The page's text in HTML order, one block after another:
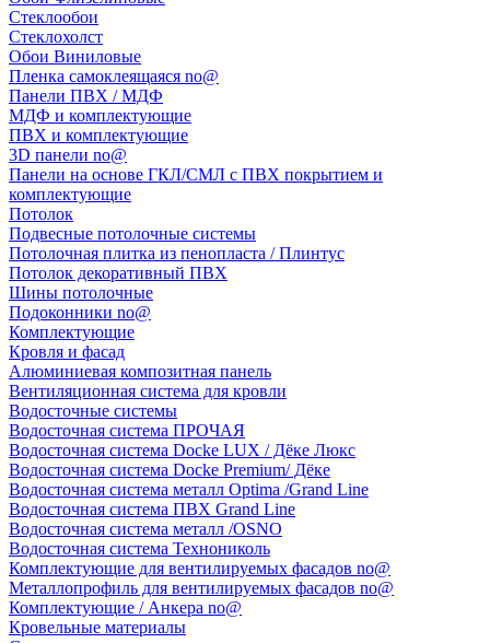
Стеклообои
Стеклохолст
Обои Виниловые
Пленка самоклеящаяся no@
Панели ПВХ / МДФ
МДФ и комплектующие
ПВХ и комплектующие
3D панели no@
Панели на основе ГКЛ/СМЛ с ПВХ покрытием и
комплектующие
Потолок
Подвесные потолочные системы
Потолочная плитка из пенопласта / Плинтус
Потолок декоративный ПВХ
Шины потолочные
Подоконники no@
Комплектующие
Кровля и фасад
Алюминиевая композитная панель
Вентиляционная система для кровли
Водосточные системы
Водосточная система ПРОЧАЯ
Водосточная система Docke LUX / Дёке Люкс
Водосточная система Docke Premium/ Дёке
Водосточная система металл Optima /Grand Line
Водосточная система ПВХ Grand Line
Водосточная система металл /OSNO
Водосточная система Технониколь
Комплектующие для вентилируемых фасадов no@
Металлопрофиль для вентилируемых фасадов no@
Комплектующие / Анкера no@
Кровельные материалы